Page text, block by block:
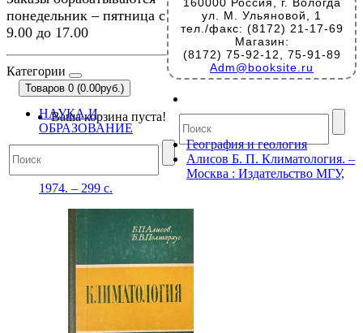
ул. М. Ульяновой, 1
тел./факс: (8172) 21-17-69
Магазин:
(8172) 75-92-12, 75-91-89
Adm@booksite.ru
понедельник – пятница с
9.00 до 17.00
Категории
Товаров 0 (0.00руб.)
Ваша корзина пуста!
НАУКА И
ОБРАЗОВАНИЕ
География и геология
Алисов Б. П. Климатология. –
Москва : Издательство МГУ,
1974. – 299 с.